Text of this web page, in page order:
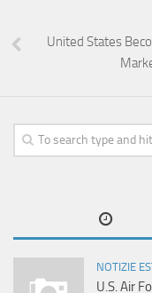
United States
NOTIZIE
U.S. Air